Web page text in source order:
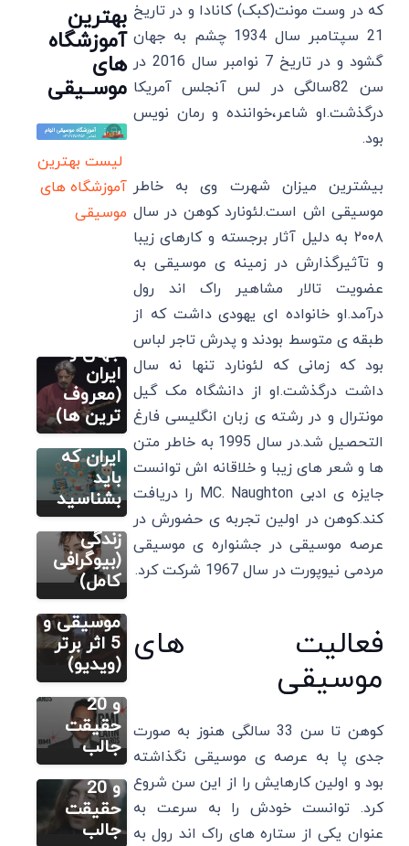
که در وست مونت(کبک) کانادا و در تاریخ
21 سپتامبر سال 1934 چشم به جهان
گشود و در تاریخ 7 نوامبر سال 2016 در
سن 82سالگی در لس آنجلس آمریکا
درگذشت.او شاعر،خواننده و رمان نویس
بود.
بیشترین میزان شهرت وی به خاطر
موسیقی اش است.لئونارد کوهن در سال
۲۰۰۸ به دلیل آثار برجسته و کارهای زیبا
و تآثیرگذارش در زمینه ی موسیقی به
عضویت تالار مشاهیر راک اند رول
درآمد.او خانواده ای یهودی داشت که از
طبقه ی متوسط بودند و پدرش تاجر لباس
بود که زمانی که لئونارد تنها نه سال
داشت درگذشت.او از دانشگاه مک گیل
مونترال و در رشته ی زبان انگلیسی فارغ
التحصیل شد.در سال 1995 به خاطر متن
ها و شعر های زیبا و خلاقانه اش توانست
جایزه ی ادبی MC. Naughton را دریافت
کند.کوهن در اولین تجربه ی حضورش در
عرصه موسیقی در جشنواره ی موسیقی
مردمی نیوپورت در سال 1967 شرکت کرد.
فعالیت های
موسیقی
کوهن تا سن 33 سالگی هنوز به صورت
جدی پا به عرصه ی موسیقی نگذاشته
بود و اولین کارهایش را از این سن شروع
کرد. توانست خودش را به سرعت به
عنوان یکی از ستاره های راک اند رول به
بهترین
آموزشگاه
های
موســیقی
لیست بهترین
آموزشگاه های
موسیقی
جهان و
ایران
(معروف
ترین ها)
تار
20 بهترین
نوازنده تار
خانم در
ایران که
باید
بشناسید
سایر
ملک موسو
کیست؟
آثار برتر و
10 نکته
جالب
زندگی
(بیوگرافی
کامل)
مطالب متنوع
دیگر
فردریک
شوپن
کیست؟
زندگینامه،
شناخت
موسیقی و
5 اثر برتر
(ویدیو)
سایر
مارک
آنتونی:
زندگینامه،
بهترین
آهنگ ها
و 20
حقیقت
جالب
سایر
جان لنون:
زندگینامه،
بهترین
آهنگ ها
و 20
حقیقت
جالب